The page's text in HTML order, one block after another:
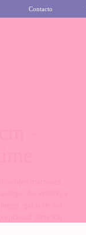
Contacto